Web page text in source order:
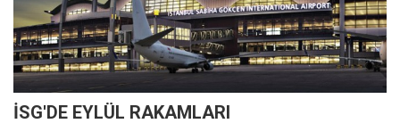
İSG'DE EYLÜL RAKAMLARI